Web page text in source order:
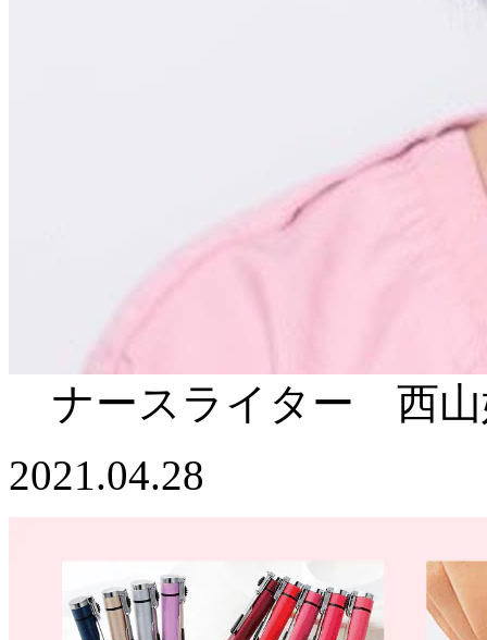
ナースライター 西山
2021.04.28